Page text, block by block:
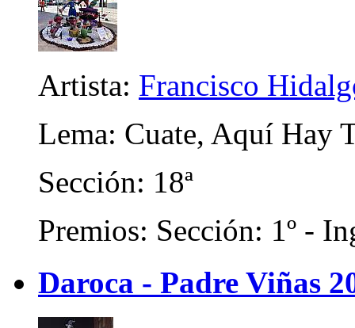
Artista: Francisco
Lema: Cuate, Aquí Hay
Sección: 18ª
Premios: Sección: 1º -
Daroca - Padre Viñas